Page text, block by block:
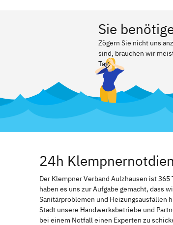
Sie
Zögern Sie nicht uns
sind, brauchen wir
Tag.
24h
Der Klempner Verband Aulzhausen ist
haben es uns zur Aufgabe gemacht, dass
Sanitärproblemen und Heizungsausfällen
Stadt unsere Handwerksbetriebe und
bei einem Notfall einen Experten zu